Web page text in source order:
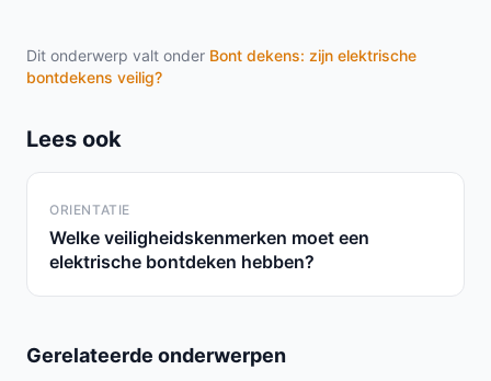
Dit onderwerp valt onder Bont dekens: zijn elektrische
bontdekens veilig?
Lees ook
ORIENTATIE
Welke veiligheidskenmerken moet een
elektrische bontdeken hebben?
Gerelateerde onderwerpen